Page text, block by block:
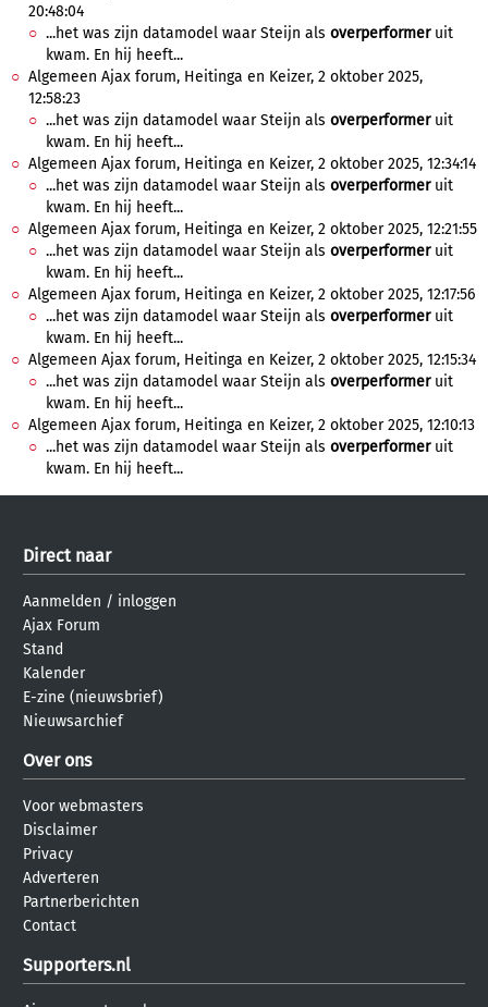
20:48:04
...het was zijn datamodel waar Steijn als overperformeruit
kwam. En hij heeft...
Algemeen Ajax forum, Heitinga en Keizer, 2 oktober 2025,
12:58:23
...het was zijn datamodel waar Steijn als overperformeruit
kwam. En hij heeft...
Algemeen Ajax forum, Heitinga en Keizer, 2 oktober 2025, 12:34:14
...het was zijn datamodel waar Steijn als overperformeruit
kwam. En hij heeft...
Algemeen Ajax forum, Heitinga en Keizer, 2 oktober 2025, 12:21:55
...het was zijn datamodel waar Steijn als overperformeruit
kwam. En hij heeft...
Algemeen Ajax forum, Heitinga en Keizer, 2 oktober 2025, 12:17:56
...het was zijn datamodel waar Steijn als overperformeruit
kwam. En hij heeft...
Algemeen Ajax forum, Heitinga en Keizer, 2 oktober 2025, 12:15:34
...het was zijn datamodel waar Steijn als overperformeruit
kwam. En hij heeft...
Algemeen Ajax forum, Heitinga en Keizer, 2 oktober 2025, 12:10:13
...het was zijn datamodel waar Steijn als overperformeruit
kwam. En hij heeft...
Direct naar
Aanmelden / inloggen
Ajax Forum
Stand
Kalender
E-zine (nieuwsbrief)
Nieuwsarchief
Over ons
Voor webmasters
Disclaimer
Privacy
Adverteren
Partnerberichten
Contact
Supporters.nl